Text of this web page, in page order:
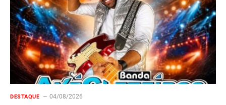
DESTAQUE 04/08/2026